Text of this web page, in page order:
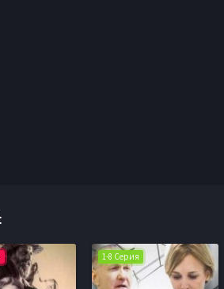
1-8 Серия